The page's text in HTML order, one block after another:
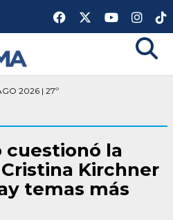
2026 | 27º
cuestionó la
Kirchner
temas más